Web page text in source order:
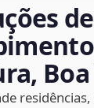
de
Boa